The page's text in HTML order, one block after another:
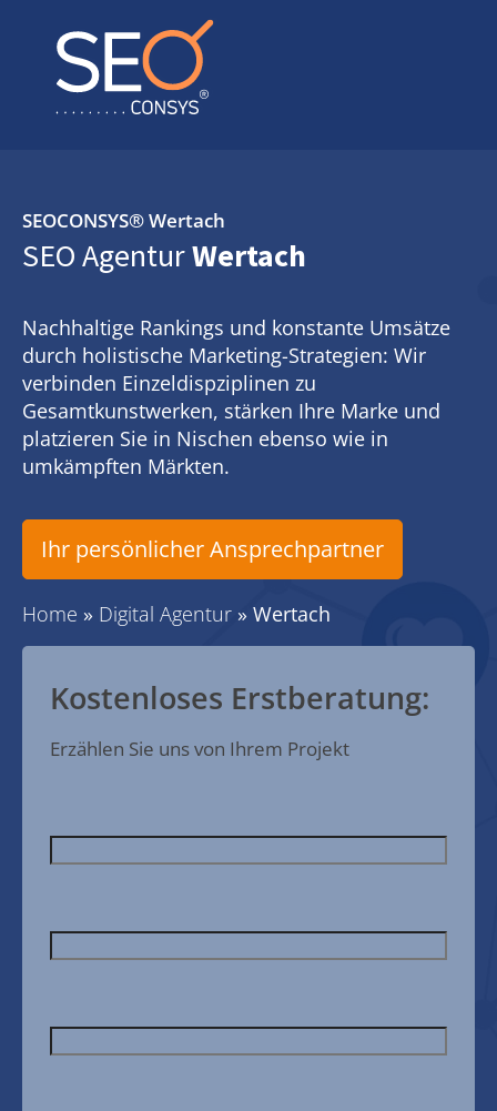
SEOCONSYS®Wertach
SEO AgenturWertach
Nachhaltige Rankings und konstante Umsätze
durch holistische Marketing-Strategien: Wir
verbinden Einzeldispziplinen zu
Gesamtkunstwerken, stärken Ihre Marke und
platzieren Sie in Nischen ebenso wie in
umkämpften Märkten.
Ihr persönlicher Ansprechpartner
Home » Digital Agentur » Wertach
Kostenloses Erstberatung:
Erzählen Sie uns von Ihrem Projekt